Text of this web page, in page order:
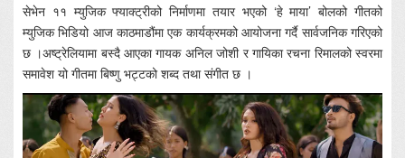
सेभेन ११ म्युजिक फ्याक्ट्रीको निर्माणमा तयार भएको ‘हे माया’ बोलको गीतको
म्युजिक भिडियो आज काठमाडौंमा एक कार्यक्रमको आयोजना गर्दै सार्वजनिक गरिएको
छ ।अष्ट्रेलियामा बस्दै आएका गायक अनिल जोशी र गायिका रचना रिमालको स्वरमा
समावेश यो गीतमा बिष्णु भट्टको शब्द तथा संगीत छ ।